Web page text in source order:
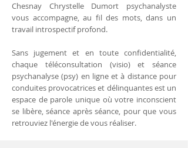
Chesnay Chrystelle Dumort psychanalyste
vous accompagne, au fil des mots, dans un
travail introspectif profond.
Sans jugement et en toute confidentialité,
chaque téléconsultation (visio) et séance
psychanalyse (psy) en ligne et à distance pour
conduites provocatrices et délinquantes est un
espace de parole unique où votre inconscient
se libère, séance après séance, pour que vous
retrouviez l'énergie de vous réaliser.